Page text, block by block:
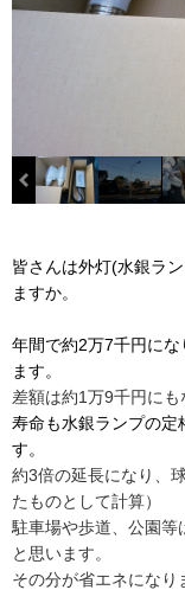
皆さんは外灯(水銀ラ
ますか。
年間で約2万7千円に
ます。
差額は約1万9千円に
寿命も水銀ランプの定
す。
約3倍の延長になり、
たものとして計算）
駐車場や歩道、公園等
と思います。
その分が省エネになり